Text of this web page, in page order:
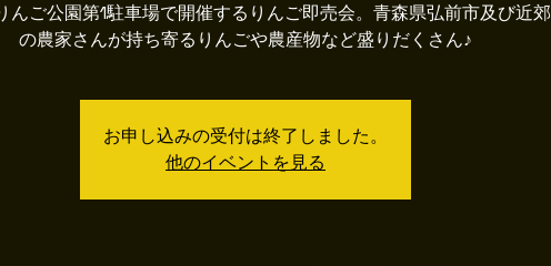
んご公園第1駐車場で開催するりんご即売会。青森県弘前市及び近郊
の農家さんが持ち寄るりんごや農産物など盛りだくさん♪
お申し込みの受付は終了しました。
他のイベントを見る